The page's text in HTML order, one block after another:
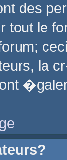
des
tout le
la